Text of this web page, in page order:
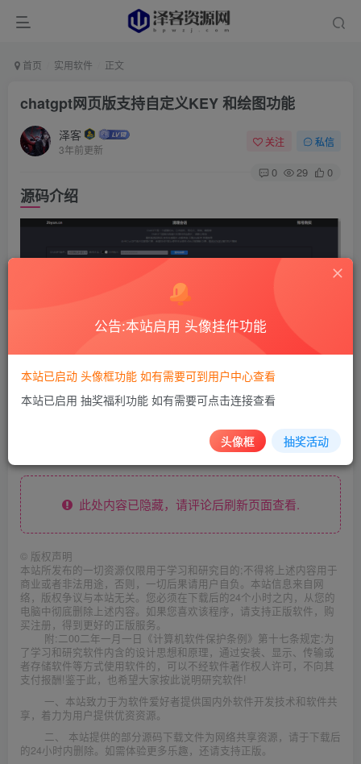
首页 实用软件 正文
chatgpt网页版支持自定义KEY 和绘图功能
泽客
3年前更新
关注 私信
0 29 0
源码介绍
下载链接https://pgx.lanzoub.com/iVfwc0nunqra
功能已测试一切正常 请在非国内服务器搭建
此处内容已隐藏，请评论后刷新页面查看.
© 版权声明
本站所发布的一切资源仅限用于学习和研究目的;不得将上述内容用于
商业或者非法用途，否则，一切后果请用户自负。本站信息来自网
络，版权争议与本站无关。您必须在下载后的24个小时之内，从您的
电脑中彻底删除上述内容。如果您喜欢该程序，请支持正版软件，购
买注册，得到更好的正版服务。
附:二00二年一月一日《计算机软件保护条例》第十七条规定:为
了学习和研究软件内含的设计思想和原理，通过安装、显示、传输或
者存储软件等方式使用软件的，可以不经软件著作权人许可，不向其
支付报酬!鉴于此，也希望大家按此说明研究软件!
一、本站致力于为软件爱好者提供国内外软件开发技术和软件共
享，着力为用户提供优资资源。
二、 本站提供的部分源码下载文件为网络共享资源，请于下载后
的24小时内删除。如需体验更多乐趣，还请支持正版。
公告:本站启用 头像挂件功能
本站已启动 头像框功能 如有需要可到用户中心查看
本站已启用 抽奖福利功能 如有需要可点击连接查看
头像框 抽奖活动